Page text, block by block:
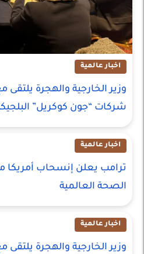
اخبار عالمية
وزير الخارجية والهجرة
شركات “جون كوكريل”
اخبار عالمية
ترامب يعلن إنسحاب
الصحة العالمية
اخبار عالمية
وزير الخارجية والهجرة